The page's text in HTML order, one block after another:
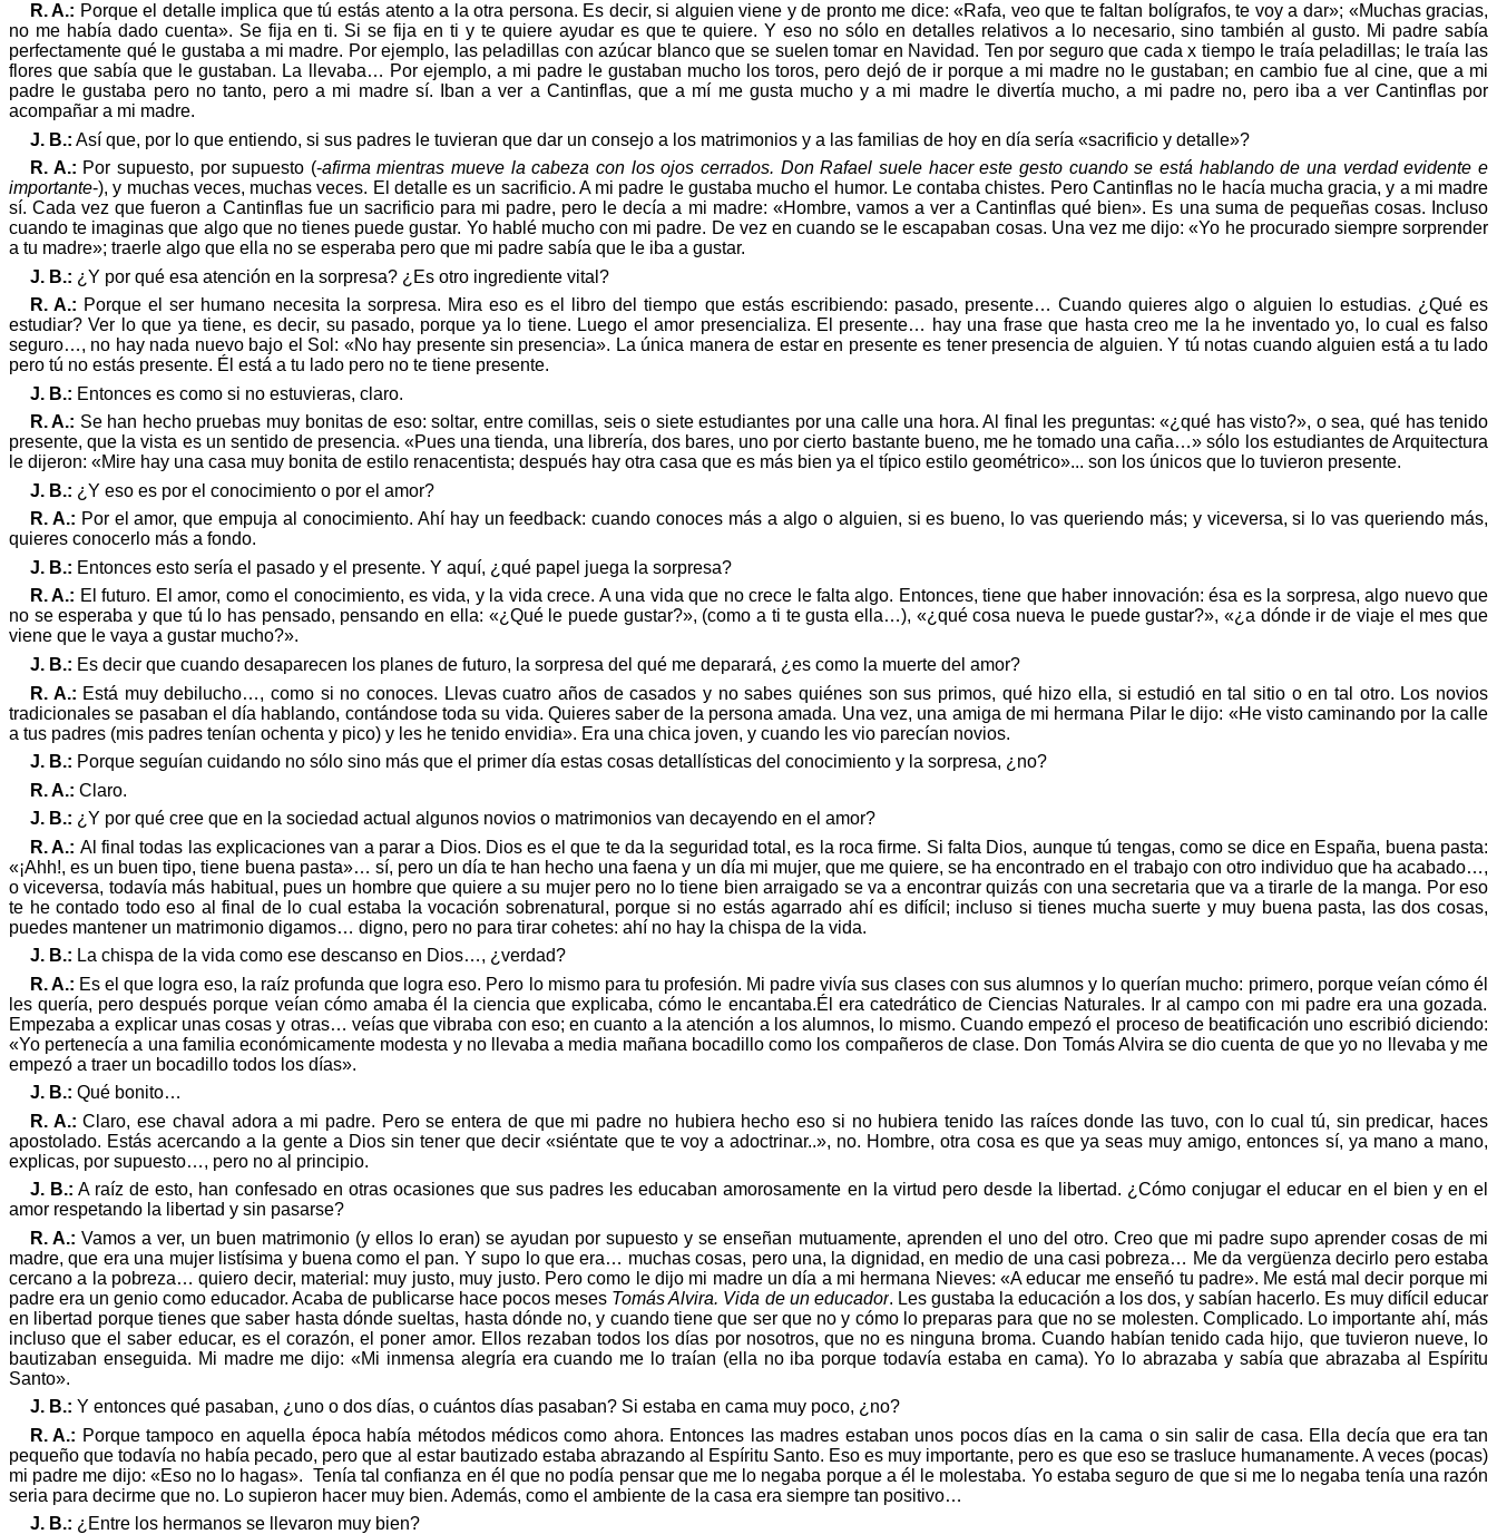
R. A.: Porque el detalle implica que tú estás atento a la otra persona. Es decir, si alguien viene y de pronto me dice:«Rafa, veo que te faltan bolígrafos, te voy a dar»; «Muchas gracias,
no me había dado cuenta». Se fija en ti. Si se fija en ti y te quiere ayudar es que te quiere. Y eso no sólo en detalles relativos a lo necesario, sinotambién al gusto. Mi padre sabía
perfectamente qué le gustaba a mi madre. Por ejemplo, las peladillas con azúcar blanco que se suelen tomar en Navidad. Ten por seguro que cada x tiempo le traía peladillas; le traía las
flores que sabía que le gustaban. La llevaba… Por ejemplo, a mi padre le gustaban mucho los toros, pero dejó de ir porque a mi madre no le gustaban; en cambio fue al cine, que a mi
padre legustaba pero no tanto, pero a mi madre sí. Iban a ver a Cantinflas, que a mí me gusta mucho y a mi madre le divertía mucho, a mi padre no, pero iba a ver Cantinflas por
acompañar a mi madre.
J. B.: Así que, por lo que entiendo, si sus padres le tuvieran que dar un consejo a los matrimonios y a las familias de hoy en día sería «sacrificio y detalle»?
R. A.: Por supuesto, por supuesto (-afirma mientras mueve la cabeza con los ojos cerrados. Don Rafael suele hacer este gesto cuando se está hablando de una verdad evidente e
importante-), y muchas veces, muchas veces. El detalle es un sacrificio. A mi padre le gustaba mucho el humor. Le contaba chistes. Pero Cantinflas no le hacía mucha gracia, y a mi madre
sí. Cada vez que fueron a Cantinflas fue un sacrificio para mi padre, pero le decía a mi madre: «Hombre, vamos a ver a Cantinflasqué bien». Es una suma de pequeñas cosas. Incluso
cuando te imaginas que algo que no tienes puede gustar. Yo habl é mucho con mi padre. De vez en cuando se le escapaban cosas. Una vez me dijo:«Yo he procurado siempre sorprender
a tu madre»; traerle algo que ella no se esperaba pero que mi padre sabía que le iba a gustar.
J. B.: ¿Y por qué esa atención en la sorpresa? ¿Es otro ingrediente vital?
R. A.: Porque el ser humano necesita la sorpresa. Mira eso es el libro del tiempo que estás escribiendo: pasado, presente… Cuando quieres algo o alguien lo estudias. ¿ Quées
estudiar? Ver lo que ya tiene, es decir, su pasado, porque ya lo tiene. Luego el amor presencializa. El presente… hay una frase que hasta creo me la he inventado yo, lo cual es falso
seguro…, no hay nada nuevo bajo el Sol: «No hay presente sin presencia». La única manera de estar en presente es tener presencia de alguien. Y tú notas cuando alguien está a tu lado
pero tú no estás presente. É l está a tu lado pero no te tiene presente.
J. B.: Entonces es como si no estuvieras, claro.
R. A.: Se han hecho pruebas muy bonitas de eso: soltar, entre comillas, seis o siete estudiantes por una calle una hora. Al final les preguntas: «¿qué has visto?», o sea, qué has tenido
presente, que la vista es un sentido de presencia.«Pues una tienda, una librería, dos bares, uno por cierto bastante bueno, me he tomado una caña…» sólo los estudiantes de Arquitectura
le dijeron: «Mire hay una casa muy bonita de estilo renacentista; después hay otra casa que es más bien ya el típico estilo geométrico»... son los únicos que lo tuvieron presente.
J. B.: ¿Y eso es por el conocimiento o por el amor?
R. A.: Por el amor, que empuja al conocimiento. Ahí hay unfeedback: cuando conoces más a algo o alguien, si es bueno, lo vas queriendo más; y viceversa, si lo vas queriendo más,
quieres conocerlo más a fondo.
J. B.: Entonces esto sería el pasado y el presente. Y aquí, ¿ qué papel juega la sorpresa?
R. A.: El futuro. El amor, como el conocimiento, es vida, y la vida crece. A una vida que no crece le falta algo. Entonces, tiene que haber innovación:ésa es la sorpresa, algo nuevo que
no se esperaba y que tú lo has pensado, pensando en ella: «¿Qué le puede gustar?», (como a ti te gusta ella…), «¿quécosa nueva le puede gustar?», «¿a dóndeir de viaje el mes que
viene que le vaya a gustar mucho?».
J. B.: Es decir que cuando desaparecen los planes de futuro, la sorpresa del qué me deparará, ¿es como la muerte del amor?
R. A.: Está muy debilucho…, como si no conoces. Llevas cuatro años de casados y no sabes quiénesson sus primos, qué hizo ella, si estudió en tal sitio o en tal otro. Los novios
tradicionales se pasaban el día hablando, contándose toda su vida. Quieres saber de la persona amada. Una vez, una amiga de mi hermana Pilar le dijo: «He visto caminando por la calle
a tus padres (mis padres tenían ochenta y pico) y les he tenido envidia». Era una chica joven, y cuando les vio parecían novios.
J. B.: Porque seguían cuidando no sólo sino másque el primer día estas cosas detallísticasdel conocimiento y la sorpresa, ¿ no?
R. A.: Claro.
J. B.: ¿Y por qué cree que en la sociedad actual algunos novios o matrimonios van decayendo en el amor?
R. A.: Al final todas las explicaciones van a parar a Dios. Dios es el que te da la seguridad total, es la roca firme. Si falta Dios, aunque tú tengas, como se dice en España, buena pasta:
«¡Ahh!, es un buen tipo, tiene buena pasta»… sí, pero un día te han hecho una faena y un día mi mujer, que me quiere, se ha encontrado en el trabajo con otro individuo que ha acabado…,
o viceversa, todavía más habitual, pues un hombre que quiere a su mujer pero no lo tiene bien arraigado se va a encontrar quizás con una secretaria que va a tirarle de la manga. Por eso
te he contado todo eso al final de lo cual estaba la vocación sobrenatural, porque si no estás agarrado ahíes difícil ; incluso si tienes mucha suerte y muy buena pasta, las dos cosas,
puedes mantener un matrimonio digamos… digno, pero no para tirar cohetes: ahí no hay la chispa de la vida.
J. B.: La chispa de la vida como ese descanso en Dios…, ¿verdad?
R. A.: Es el que logra eso, la raíz profunda que logra eso. Pero lo mismo para tu profesión. Mi padre vivía sus clases con sus alumnos y lo querían mucho: primero, porque veían cómoél
lesquería, perodespués porque veían cómo amaba él la ciencia que explicaba, cómo le encantaba.É l era catedrático de Ciencias Naturales. Ir al campo con mi padre era una gozada.
Empezaba a explicar unas cosas y otras… veías que vibraba con eso; en cuanto a la atención a los alumnos, lo mismo. Cuando empezó el proceso de beatificación uno escribió diciendo:
«Yo pertenecía a una familia económicamente modesta y no llevaba a media mañana bocadillo como los compañeros de clase. Don Tomás Alvira se dio cuenta de que yo no llevaba y me
empezó a traer un bocadillo todos los días».
J. B.: Qué bonito…
R. A.:Claro, ese chaval adora a mi padre. Pero se entera de que mi padre no hubiera hecho eso si no hubiera tenido las raíces donde las tuvo, con lo cual tú, sin predicar, haces
apostolado. Estás acercando a la gente a Dios sin tener que decir«siéntate que te voy aadoctrinar..», no. Hombre, otra cosa es que ya seas muy amigo, entonces sí, ya mano a mano,
explicas, por supuesto…, pero no al principio.
J. B.: A raíz de esto, han confesado en otras ocasiones que sus padres les educaban amorosamente en la virtud pero desde la libertad. ¿Cómo conjugar el educar en el bien y en el
amor respetando la libertad y sin pasarse?
R. A.: Vamos a ver, un buen matrimonio (y ellos lo eran) se ayudan por supuesto y se enseñan mutuamente, aprenden el uno del otro. Creo que mi padre supo aprender cosas de mi
madre, que era una mujer listísima y buena como el pan. Y supo lo que era… muchas cosas, pero una, la dignidad, en medio de una casi pobreza… Me da vergüenzadecirlo pero estaba
cercano a la pobreza… quiero decir, material: muy justo, muy justo. Pero como le dijo mi madre un día a mi hermana Nieves:«A educar me enseñó tu padre». Me está mal decir porque mi
padre era un genio como educador. Acaba de publicarse hace pocos meses Tomás Alvira. Vida de un educador. Les gustaba la educación a los dos, y sabían hacerlo. Es muy difícil educar
en libertad porque tienes que saber hasta dónde sueltas, hasta dónde no, y cuando tiene que ser que no y cómo lo preparas para que no se molesten. Complicado. Lo importante ahí, más
incluso que el saber educar, es el corazón, el poner amor. Ellos rezaban todos los días por nosotros, que no es ninguna broma. Cuando habían tenido cada hijo, que tuvieron nueve, lo
bautizaban enseguida. Mi madre me dijo: «Mi inmensa alegría era cuando me lo traían (ella no iba porque todavía estaba en cama). Yo lo abrazaba y sabía que abrazaba al Espíritu
Santo».
J. B.: Y entonces qué pasaban, ¿ uno o dos días, o cuántos díaspasaban? Si estaba en cama muy poco, ¿ no?
R. A.: Porque tampoco en aquella época había métodos médicos como ahora. Entonces las madres estaban unos pocos días en la cama o sin salir de casa. Ella decía que era tan
pequeño que todavía no había pecado, pero que al estar bautizado estaba abrazando al Espíritu Santo. Eso es muy importante, pero es que eso se trasluce humanamente. A veces (pocas)
mi padre me dijo: «Eso no lo hagas». Tenía tal confianza en él que no podía pensar que me lo negaba porque aé l le molestaba. Yo estaba seguro de que si me lo negaba tenía una razón
seria para decirme que no. Lo supieron hacer muy bien. Además, como el ambiente de la casa era siempre tan positivo…
J. B.: ¿Entre los hermanos se llevaron muy bien?